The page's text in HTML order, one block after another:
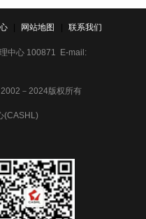
网站地图 联系我们
中心 100871 E-mail:
－2024版权所有
(CASHL)